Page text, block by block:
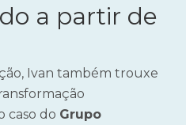
a partir de
Ivan também trouxe
caso do Grupo